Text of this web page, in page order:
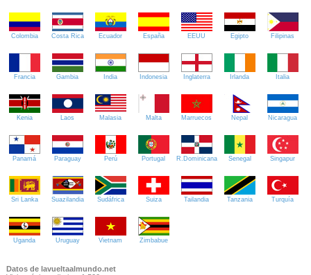
Colombia Costa Rica Ecuador España EEUU Egipto Filipinas
Francia Gambia India Indonesia Inglaterra Irlanda Italia
Kenia Laos Malasia Malta Marruecos Nepal Nicaragua
Panamá Paraguay Perú Portugal R.Dominicana Senegal Singapur
Sri Lanka Suazilandia Sudáfrica Suiza Tailandia Tanzania Turquía
Uganda Uruguay Vietnam Zimbabue
Datos de lavueltaalmundo.net